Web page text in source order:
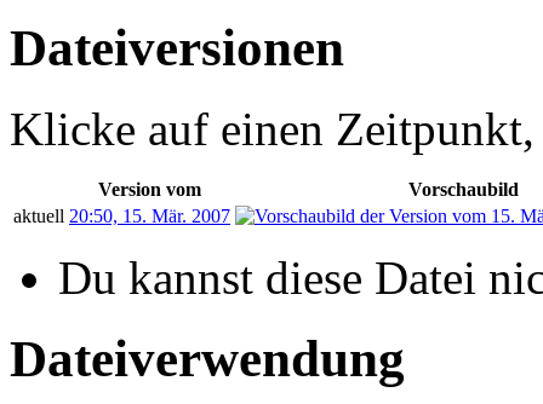
Dateiversionen
Klicke auf einen Zeitpunkt,
Version vom
Vorschaubild
aktuell 20:50, 15. Mär. 2007
Du kannst diese Datei
Dateiverwendung